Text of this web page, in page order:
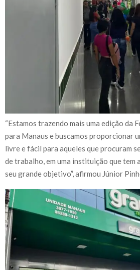
“Estamos trazendo mais uma edição da
para Manaus e buscamos proporcionar
livre e fácil para aqueles que procuram
de trabalho, em uma instituição que tem
seu grande objetivo”, afirmou Júnior